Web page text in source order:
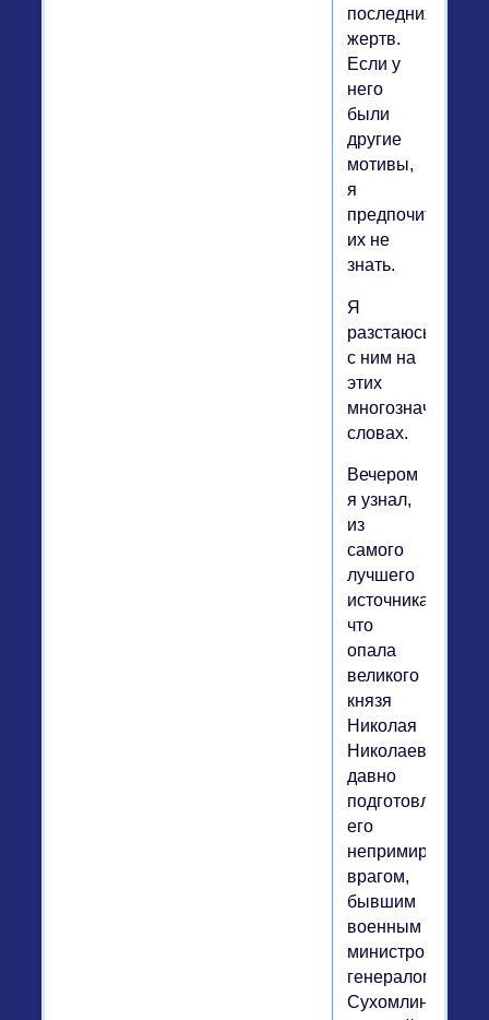
последних
жертв.
Если у
него
были
другие
мотивы,
я
предпочитаю
их не
знать.
Я
разстаюсь
с ним на
этих
словах.
Вечером
я узнал,
из
самого
лучшего
источника,
что
опала
великого
князя
Николая
Николаевича
давно
подготовлялась
его
непримиримым
врагом,
бывшим
военным
министром
генералом
Сухомлиновым,